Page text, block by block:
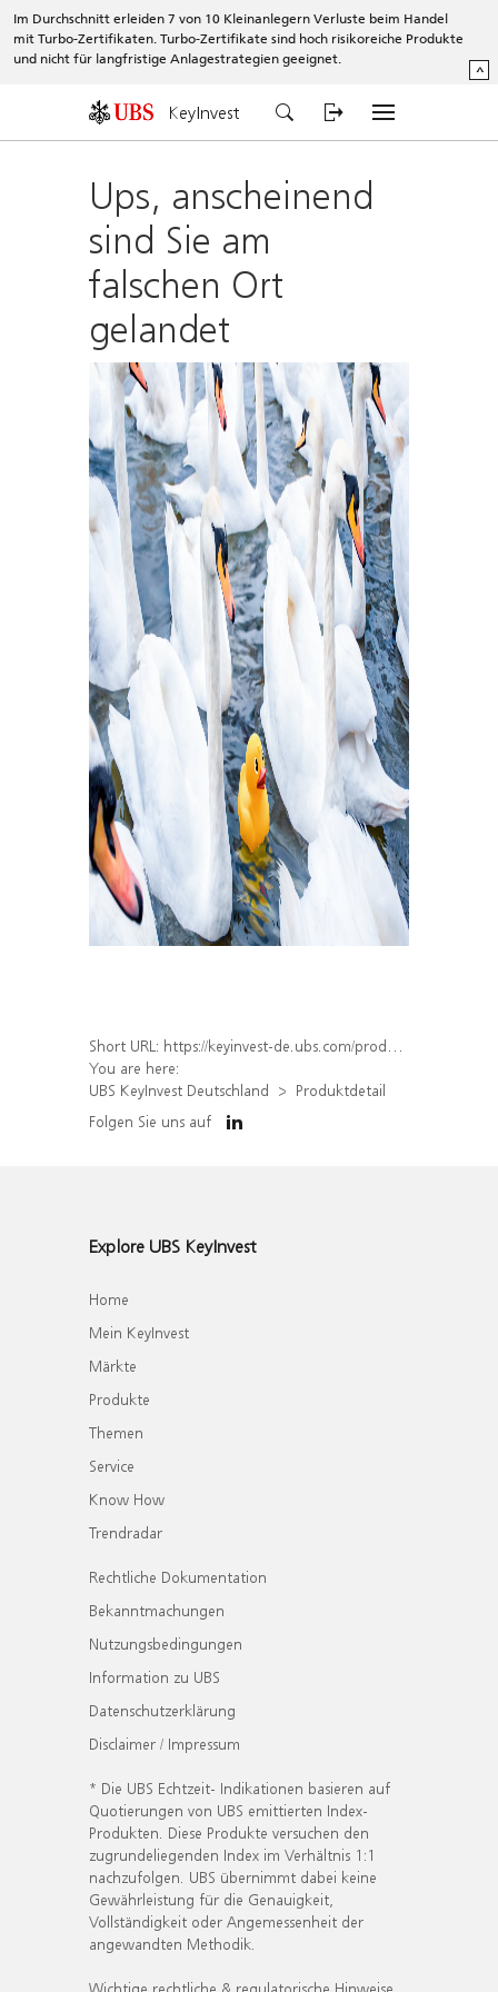
Im Durchschnitt erleiden 7 von 10 Kleinanlegern Verluste beim Handel
mit Turbo-Zertifikaten. Turbo-Zertifikate sind hoch risikoreiche Produkte
und nicht für langfristige Anlagestrategien geeignet.
^
KeyInvest
Ups, anscheinend
sind Sie am
falschen Ort
gelandet
Short URL: https://keyinvest-de.ubs.com/produkt/detail/index/isin/DE000WA854R7
You are here:
UBS KeyInvest Deutschland
Produktdetail
Folgen Sie uns auf
Explore UBS KeyInvest
Home
Mein KeyInvest
Märkte
Produkte
Themen
Service
Know How
Trendradar
Rechtliche Dokumentation
Bekanntmachungen
Nutzungsbedingungen
Information zu UBS
Datenschutzerklärung
Disclaimer / Impressum
* Die UBS Echtzeit- Indikationen basieren auf
Quotierungen von UBS emittierten Index-
Produkten. Diese Produkte versuchen den
zugrundeliegenden Index im Verhältnis 1:1
nachzufolgen. UBS übernimmt dabei keine
Gewährleistung für die Genauigkeit,
Vollständigkeit oder Angemessenheit der
angewandten Methodik.